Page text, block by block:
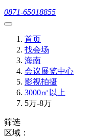
0871-65018855
首页
找会场
海南
会议展览中心
影视拍摄
3000㎡以上
5万-8万
筛选
区域：